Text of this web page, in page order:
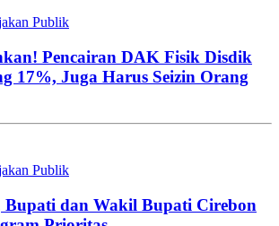
Publik
Pencairan DAK Fisik Disdik
17%, Juga Harus Seizin Orang
Publik
dan Wakil Bupati Cirebon